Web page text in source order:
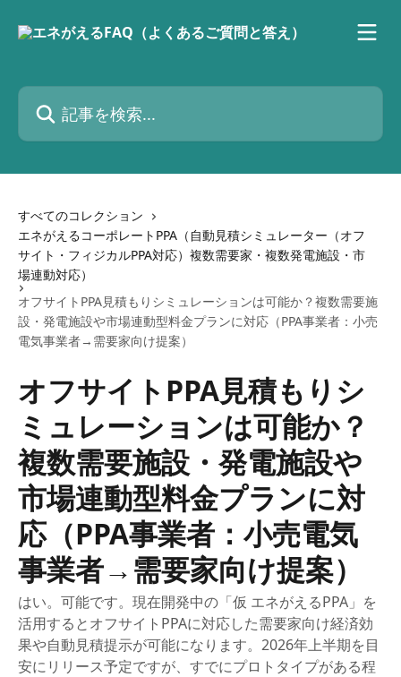
記事を検索...
すべてのコレクション
エネがえるコーポレートPPA（自動見積シミュレーター（オフ
サイト・フィジカルPPA対応）複数需要家・複数発電施設・市
場連動対応）
オフサイトPPA見積もりシミュレーションは可能か？複数需要施
設・発電施設や市場連動型料金プランに対応（PPA事業者：小売
電気事業者→需要家向け提案）
オフサイトPPA見積もりシ
ミュレーションは可能か？
複数需要施設・発電施設や
市場連動型料金プランに対
応（PPA事業者：小売電気
事業者→需要家向け提案）
はい。可能です。現在開発中の「仮 エネがえるPPA」を
活用するとオフサイトPPAに対応した需要家向け経済効
果や自動見積提示が可能になります。2026年上半期を目
安にリリース予定ですが、すでにプロトタイプがある程